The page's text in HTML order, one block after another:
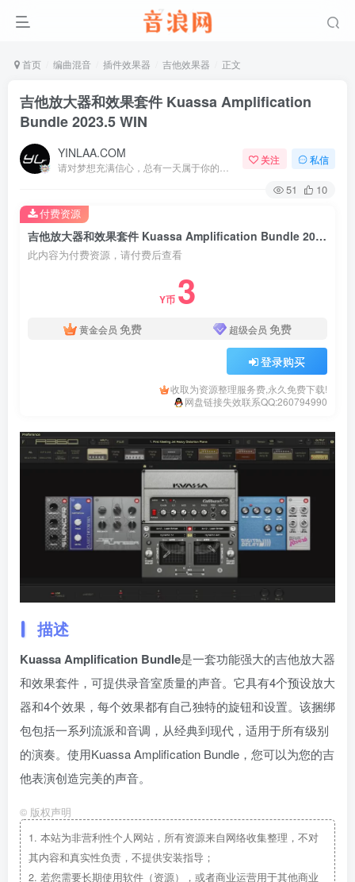
首页 编曲混音 插件效果器 吉他效果器 正文
吉他放大器和效果套件 Kuassa Amplification
Bundle 2023.5 WIN
YINLAA.COM 关注 私信
51 10
吉他放大器和效果套件 Kuassa Amplification Bundle 2023.5 WIN
此内容为付费资源，请付费后查看
Y币 3
黄金会员 免费 超级会员 免费
登录购买
收取为资源整理服务费,永久免费下载!
网盘链接失效联系QQ:260794990
付费资源
描述
Kuassa Amplification Bundle是一套功能强大的吉他放大器
和效果套件，可提供录音室质量的声音。它具有4个预设放大
器和4个效果，每个效果都有自己独特的旋钮和设置。该捆绑
包包括一系列流派和音调，从经典到现代，适用于所有级别
的演奏。使用Kuassa Amplification Bundle，您可以为您的吉
他表演创造完美的声音。
© 版权声明
1. 本站为非营利性个人网站，所有资源来自网络收集整理，不对
其内容和真实性负责，不提供安装指导；
2. 若您需要长期使用软件（资源），或者商业运营用于其他商业